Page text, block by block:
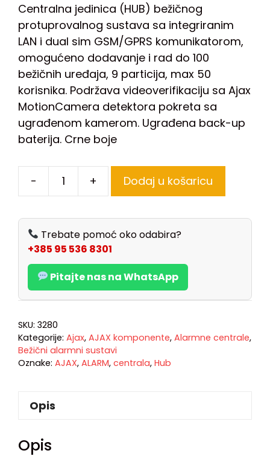
Centralna jedinica (HUB) bežičnog
protuprovalnog sustava sa integriranim
LAN i dual sim GSM/GPRS komunikatorom,
omogućeno dodavanje i rad do 100
bežičnih uređaja, 9 particija, max 50
korisnika. Podržava videoverifikaciju sa Ajax
MotionCamera detektora pokreta sa
ugrađenom kamerom. Ugrađena back-up
baterija. Crne boje
- + Dodaj u košaricu
Trebate pomoć oko odabira?
+385 95 536 8301
Pitajte nas na WhatsApp
SKU: 3280
Kategorije: Ajax, AJAX komponente, Alarmne centrale,
Bežični alarmni sustavi
Oznake: AJAX, ALARM, centrala, Hub
Opis
Opis